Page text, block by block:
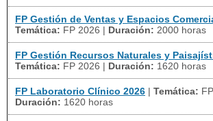
FP Gestión de Ventas y Espacios
Temática: FP 2026 | Duración: 2000 horas
FP Gestión Recursos Naturales y
Temática: FP 2026 | Duración: 1620 horas
FP Laboratorio Clínico 2026 | Temática:
Duración: 1620 horas